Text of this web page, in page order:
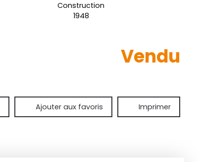
Construction
1948
Vendu
Ajouter aux favoris Imprimer